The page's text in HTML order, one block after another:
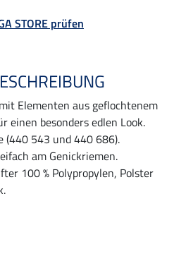
STORE prüfen
Elementen aus geflochtenem
einen besonders edlen Look.
(440 543 und 440 686).
am Genickriemen.
100 % Polypropylen, Polster